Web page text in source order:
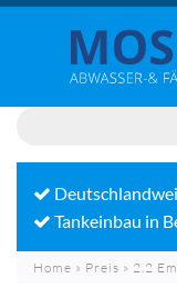
Skip
Tankeinbau in
Home » Preis » 2.2